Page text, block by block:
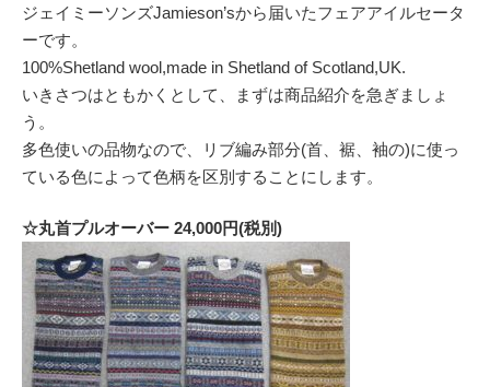
ジェイミーソンズJamieson’sから届いたフェアアイルセータ
ーです。
100%Shetland wool,made in Shetland of Scotland,UK.
いきさつはともかくとして、まずは商品紹介を急ぎましょ
う。
多色使いの品物なので、リブ編み部分(首、裾、袖の)に使っ
ている色によって色柄を区別することにします。
☆丸首プルオーバー 24,000円(税別)